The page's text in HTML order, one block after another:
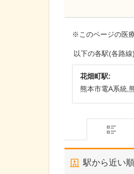
※このページの医
以下の各駅(各路
花畑町駅:
熊本市電A系統,
駅から近い